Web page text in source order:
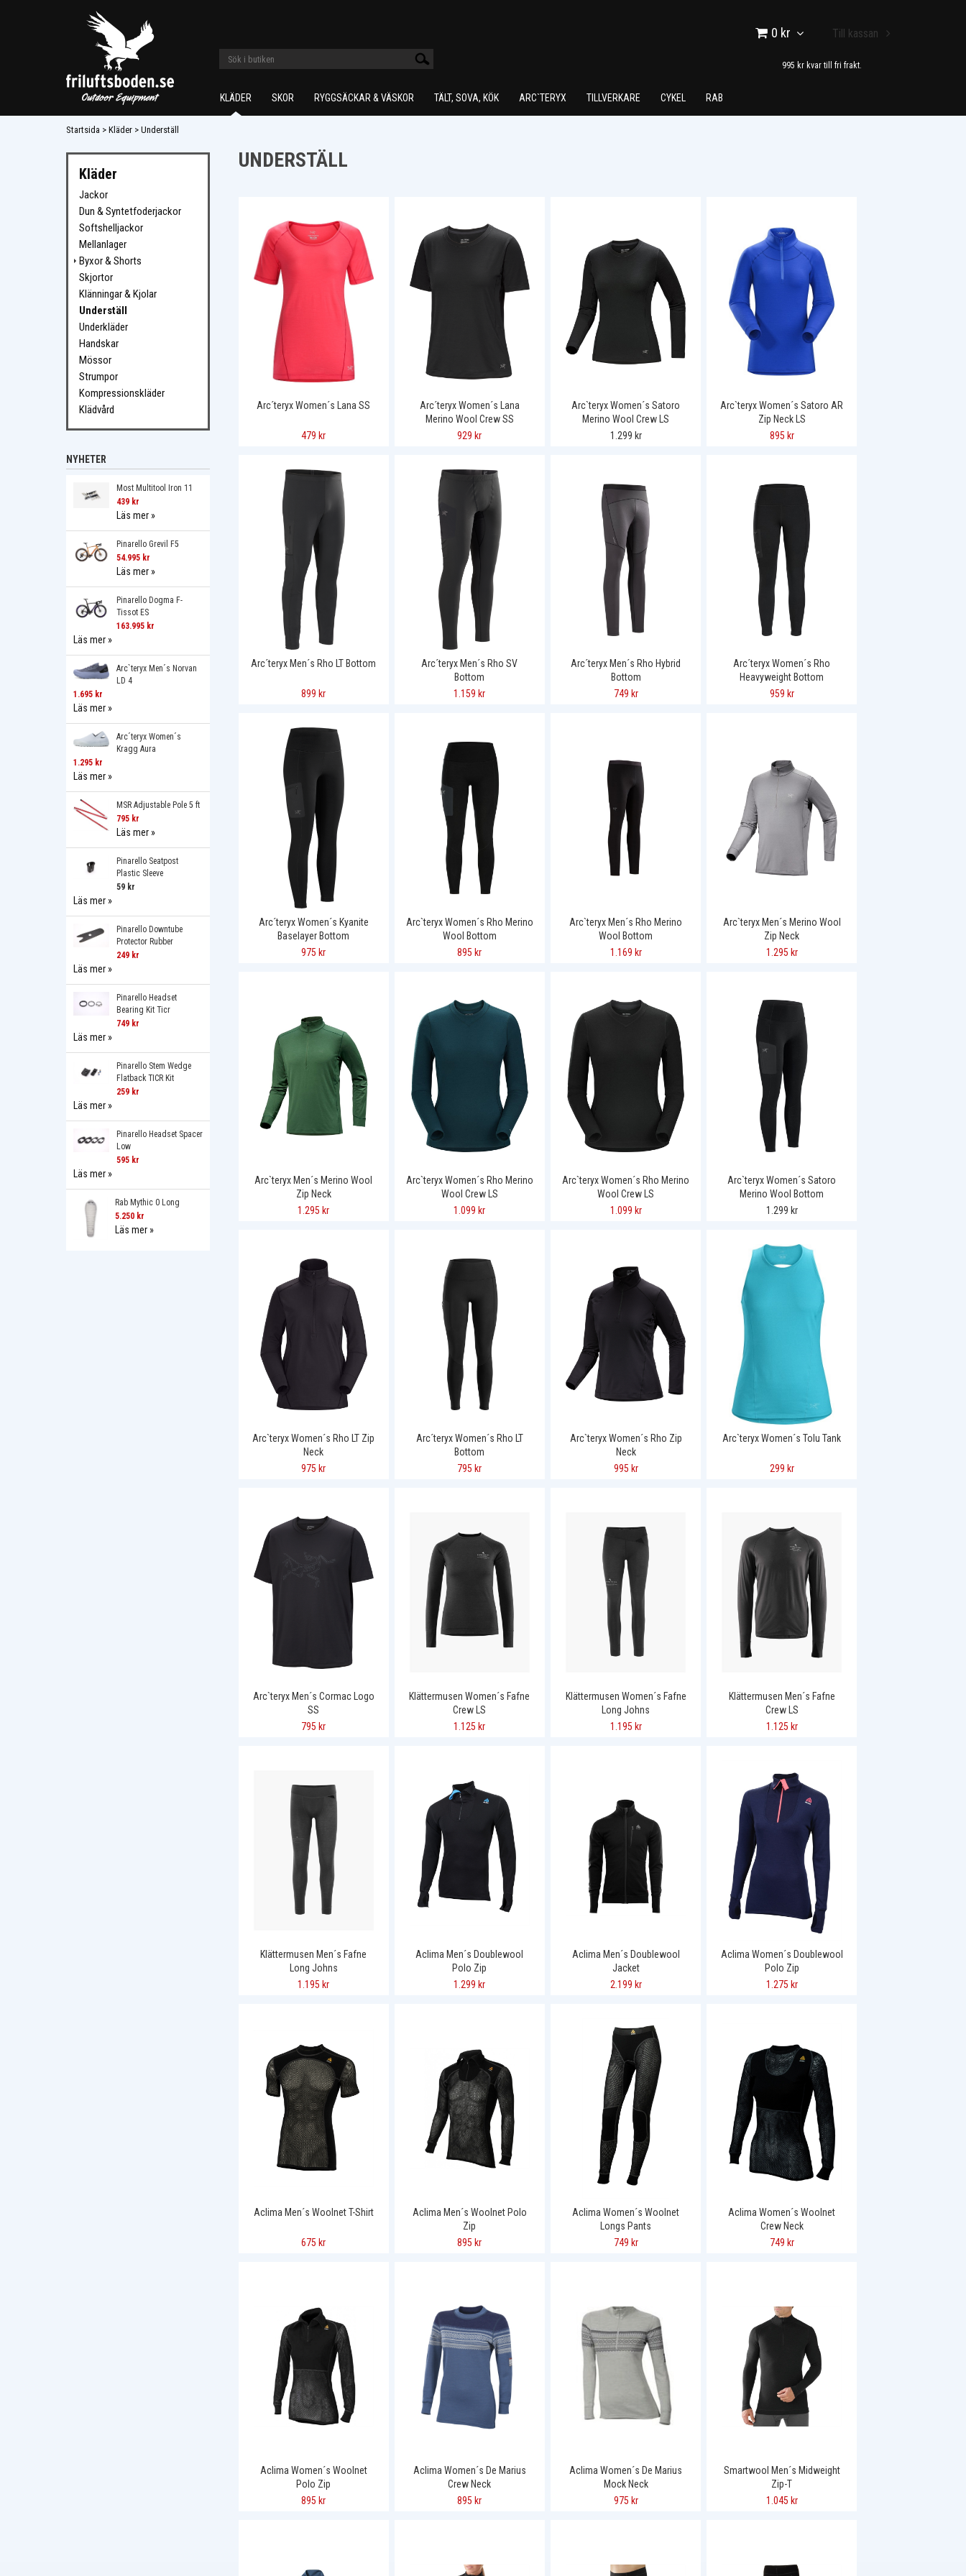
0 kr Till kassan
995 kr kvar till fri frakt.
KLÄDER SKOR RYGGSÄCKAR & VÄSKOR TÄLT, SOVA, KÖK ARC`TERYX TILLVERKARE CYKEL RAB
Startsida > Kläder > Underställ
Kläder
Jackor
Dun & Syntetfoderjackor
Softshelljackor
Mellanlager
Byxor & Shorts
Skjortor
Klänningar & Kjolar
Underställ
Underkläder
Handskar
Mössor
Strumpor
Kompressionskläder
Klädvård
NYHETER
Most Multitool Iron 11
439 kr
Läs mer »
Pinarello Grevil F5
54.995 kr
Läs mer »
Pinarello Dogma F-
Tissot ES
163.995 kr
Läs mer »
Arc`teryx Men´s Norvan
LD 4
1.695 kr
Läs mer »
Arc´teryx Women´s
Kragg Aura
1.295 kr
Läs mer »
MSR Adjustable Pole 5 ft
795 kr
Läs mer »
Pinarello Seatpost
Plastic Sleeve
59 kr
Läs mer »
Pinarello Downtube
Protector Rubber
249 kr
Läs mer »
Pinarello Headset
Bearing Kit Ticr
749 kr
Läs mer »
Pinarello Stem Wedge
Flatback TICR Kit
259 kr
Läs mer »
Pinarello Headset Spacer
Low
595 kr
Läs mer »
Rab Mythic 0 Long
5.250 kr
Läs mer »
UNDERSTÄLL
Arc´teryx Women´s Lana SS
479 kr
Arc´teryx Women´s Lana
Merino Wool Crew SS
929 kr
Arc`teryx Women´s Satoro
Merino Wool Crew LS
1.299 kr
Arc`teryx Women´s Satoro AR
Zip Neck LS
895 kr
Arc´teryx Men´s Rho LT Bottom
899 kr
Arc´teryx Men´s Rho SV
Bottom
1.159 kr
Arc´teryx Men´s Rho Hybrid
Bottom
749 kr
Arc´teryx Women´s Rho
Heavyweight Bottom
959 kr
Arc´teryx Women´s Kyanite
Baselayer Bottom
975 kr
Arc`teryx Women´s Rho Merino
Wool Bottom
895 kr
Arc`teryx Men´s Rho Merino
Wool Bottom
1.169 kr
Arc`teryx Men´s Merino Wool
Zip Neck
1.295 kr
Arc`teryx Men´s Merino Wool
Zip Neck
1.295 kr
Arc`teryx Women´s Rho Merino
Wool Crew LS
1.099 kr
Arc`teryx Women´s Rho Merino
Wool Crew LS
1.099 kr
Arc`teryx Women´s Satoro
Merino Wool Bottom
1.299 kr
Arc`teryx Women´s Rho LT Zip
Neck
975 kr
Arc´teryx Women´s Rho LT
Bottom
795 kr
Arc`teryx Women´s Rho Zip
Neck
995 kr
Arc`teryx Women´s Tolu Tank
299 kr
Arc`teryx Men´s Cormac Logo
SS
795 kr
Klättermusen Women´s Fafne
Crew LS
1.125 kr
Klättermusen Women´s Fafne
Long Johns
1.195 kr
Klättermusen Men´s Fafne
Crew LS
1.125 kr
Klättermusen Men´s Fafne
Long Johns
1.195 kr
Aclima Men´s Doublewool
Polo Zip
1.299 kr
Aclima Men´s Doublewool
Jacket
2.199 kr
Aclima Women´s Doublewool
Polo Zip
1.275 kr
Aclima Men´s Woolnet T-Shirt
675 kr
Aclima Men´s Woolnet Polo
Zip
895 kr
Aclima Women´s Woolnet
Longs Pants
749 kr
Aclima Women´s Woolnet
Crew Neck
749 kr
Aclima Women´s Woolnet
Polo Zip
895 kr
Aclima Women´s De Marius
Crew Neck
895 kr
Aclima Women´s De Marius
Mock Neck
975 kr
Smartwool Men´s Midweight
Zip-T
1.045 kr